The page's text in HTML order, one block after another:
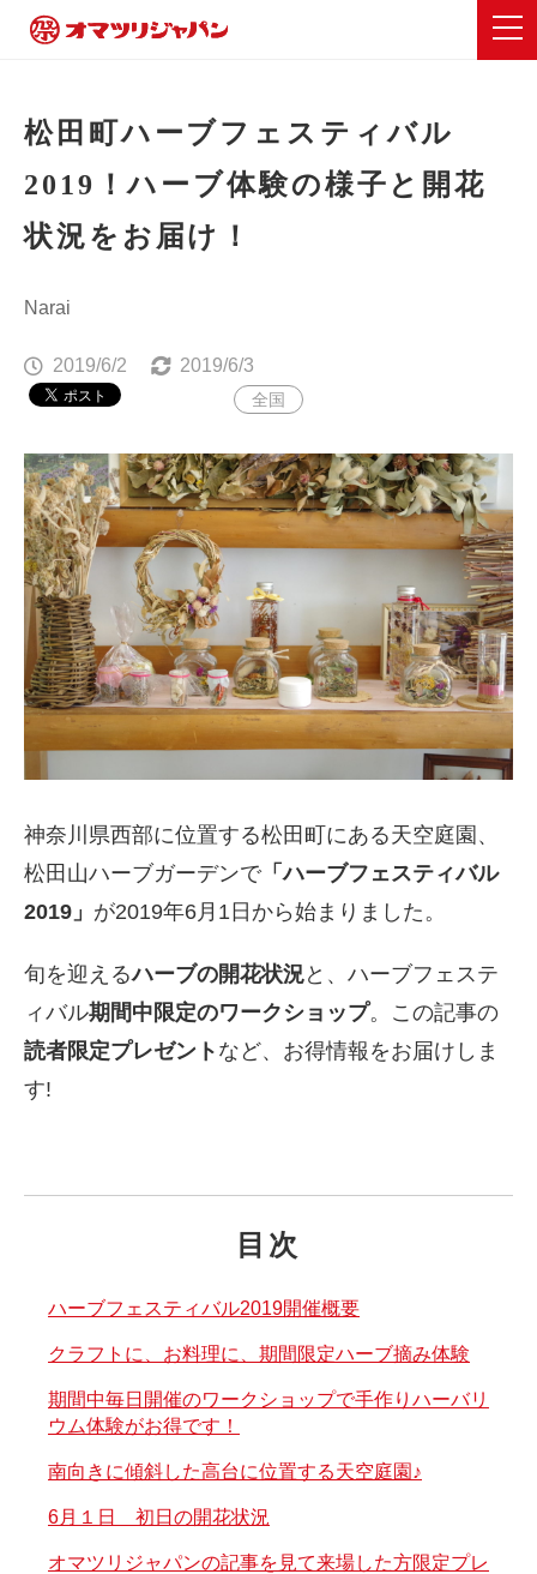
松田町ハーブフェスティバル
2019！ハーブ体験の様子と開花
状況をお届け！
Narai
2019/6/2 2019/6/3
全国
神奈川県西部に位置する松田町にある天空庭園、
松田山ハーブガーデンで「ハーブフェスティバル
2019」 が2019年6月1日から始まりました。
旬を迎えるハーブの開花状況と、ハーブフェステ
ィバル期間中限定のワークショップ。この記事の
読者限定プレゼント など、お得情報をお届けしま
す!
目次
ハーブフェスティバル2019開催概要
クラフトに、お料理に、期間限定ハーブ摘み体験
期間中毎日開催のワークショップで手作りハーバリ
ウム体験がお得です！
南向きに傾斜した高台に位置する天空庭園♪
6月１日 初日の開花状況
オマツリジャパンの記事を見て来場した方限定プレ